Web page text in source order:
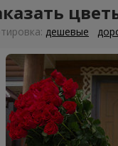
дешевые